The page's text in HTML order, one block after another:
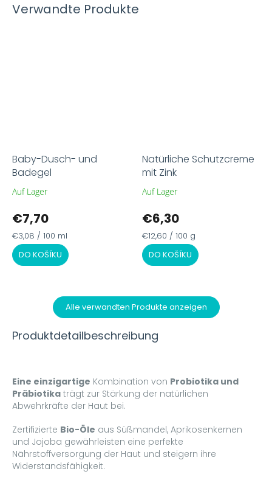
Verwandte Produkte
Baby-Dusch- und
Badegel
Produktbewertung
von
Auf Lager
€7,70
Verkaufspreis:
€3,08 / 100 ml
DO KOŠÍKU
Natürliche Schutzcreme
mit Zink
Auf Lager
€6,30
Verkaufspreis:
€12,60 / 100 g
DO KOŠÍKU
Alle verwandten Produkte anzeigen
Produktdetailbeschreibung
Eine einzigartige Kombination von Probiotika und
Präbiotika trägt zur Stärkung der natürlichen
Abwehrkräfte der Haut bei.
Zertifizierte Bio-Öle aus Süßmandel, Aprikosenkernen
und Jojoba gewährleisten eine perfekte
Nährstoffversorgung der Haut und steigern ihre
Widerstandsfähigkeit.